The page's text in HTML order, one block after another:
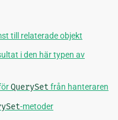
till relaterade objekt
i den här typen av
QuerySet från hanteraren
-metoder